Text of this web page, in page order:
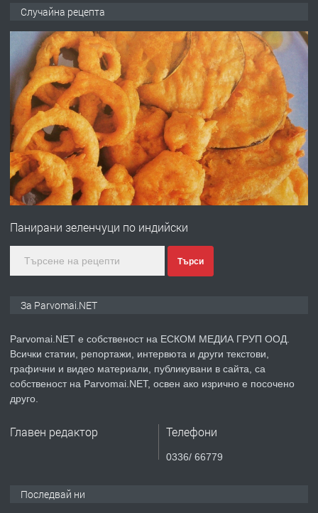
преди 1 година
ПРЕДЛАГА Работа за общи работници
преди 1 година
ПРЕДЛАГА
Първи поход "По стъпките на Ангел
преди 1 година
ПРЕДЛАГА Уроци по Математика
Случайна рецепта
Панирани зеленчуци по индийски
Търси
За Parvomai.NET
Parvomai.NET е собственост на ЕСКОМ МЕДИА ГРУП ООД.
Всички статии, репортажи, интервюта и други текстови,
графични и видео материали, публикувани в сайта, са
собственост на Parvomai.NET, освен ако изрично е посочено
друго.
Главен редактор Телефони
0336/ 66779
Последвай ни